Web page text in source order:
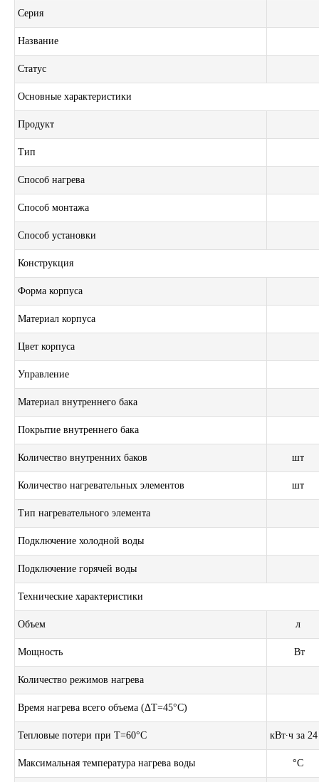
Серия
Название
Статус
Основные характеристики
Продукт
Тип
Способ нагрева
Способ монтажа
Способ установки
Конструкция
Форма корпуса
Материал корпуса
Цвет корпуса
Управление
Материал внутреннего бака
Покрытие внутреннего бака
Количество внутренних баков шт
Количество нагревательных элементов шт
Тип нагревательного элемента
Подключение холодной воды
Подключение горячей воды
Технические характеристики
Объем л
Мощность Вт
Количество режимов нагрева
Время нагрева всего объема (ΔT=45°С)
Тепловые потери при T=60°С кВт∙ч за
Максимальная температура нагрева воды °С